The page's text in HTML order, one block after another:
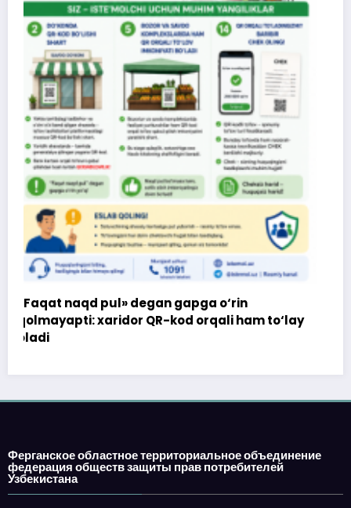
to‘lay
Xaridormisiz yoki iste’molchi?
Ферганское областное территориальное объединение
Узбекистана
город Фергана, улица Б.Марғинони 77
телефон:
tashkilotlarini va fuqarolik jamiyatining
boshqa institutlarini qo‘llab-quvvatlash